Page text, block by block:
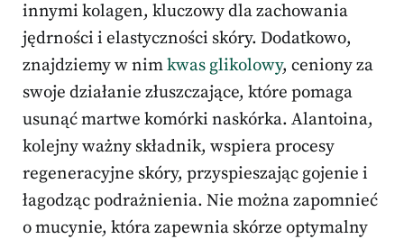
innymi kolagen, kluczowy dla zachowania
jędrności i elastyczności skóry. Dodatkowo,
znajdziemy w nimkwas glikolowy, ceniony za
swoje działanie złuszczające, które pomaga
usunąć martwe komórki naskórka. Alantoina,
kolejny ważny składnik, wspiera procesy
regeneracyjne skóry, przyspieszając gojenie i
łagodząc podrażnienia. Nie można zapomnieć
o mucynie, która zapewnia skórze optymalny